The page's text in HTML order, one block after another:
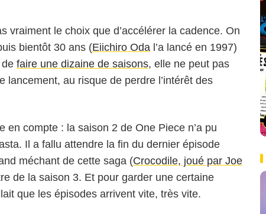
vraiment le choix que d’accélérer la cadence. On
bientôt 30 ans (Eiichiro Oda l’a lancé en 1997)
faire une dizaine de saisons, elle ne peut pas
lancement, au risque de perdre l’intérêt des
en compte : la saison 2 de One Piece n’a pu
Il a fallu attendre la fin du dernier épisode
méchant de cette saga (Crocodile, joué par Joe
de la saison 3. Et pour garder une certaine
que les épisodes arrivent vite, très vite.